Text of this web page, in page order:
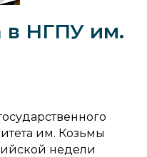
в НГПУ им.
им. Козьмы
недели